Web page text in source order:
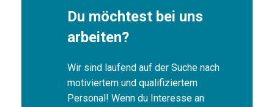
Du möchtest bei uns
arbeiten?
Wir sind laufend auf der Suche nach
motiviertem und qualifiziertem
Personal! Wenn du Interesse an